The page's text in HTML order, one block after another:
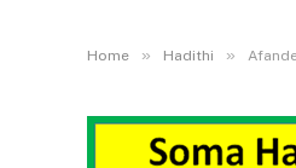
Home » Hadithi » Afande